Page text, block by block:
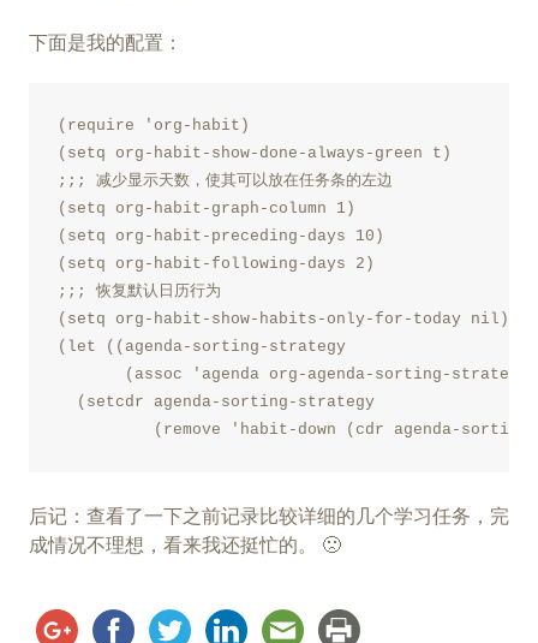
下面是我的配置：
(require 'org-habit)
(setq org-habit-show-done-always-green t)
;;; 减少显示天数，使其可以放在任务条的左边
(setq org-habit-graph-column 1)
(setq org-habit-preceding-days 10)
(setq org-habit-following-days 2)
;;; 恢复默认日历行为
(setq org-habit-show-habits-only-for-today nil)
(let ((agenda-sorting-strategy
(assoc 'agenda org-agenda-sorting-
  (setcdr agenda-sorting-strategy
后记：查看了一下之前记录比较详细的几个学习任务，完
成情况不理想，看来我还挺忙的。 🙁